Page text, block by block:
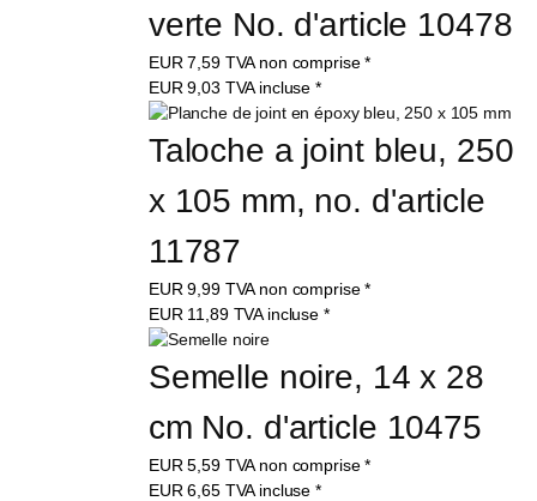
verte No. d'article 10478
EUR7,59 TVA non comprise *
EUR9,03 TVA incluse *
Taloche a joint bleu, 250
x 105 mm, no. d'article
11787
EUR9,99 TVA non comprise *
EUR 11,89 TVA incluse *
Semelle noire, 14 x 28
cm No. d'article 10475
EUR5,59 TVA non comprise *
EUR6,65 TVA incluse *